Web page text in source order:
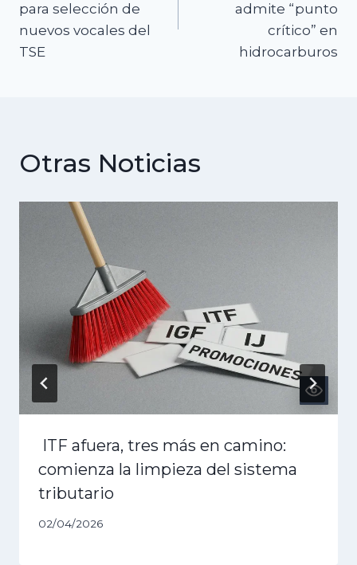
entradas
para selección de
nuevos vocales del
TSE
admite “punto
crítico” en
hidrocarburos
Otras Noticias
ITF afuera, tres más en camino:
comienza la limpieza del sistema
tributario
02/04/2026